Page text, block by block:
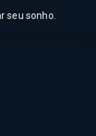
seu sonho.